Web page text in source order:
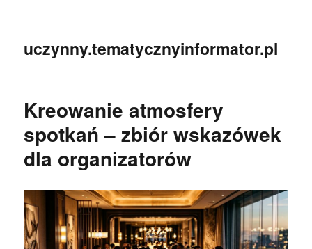
uczynny.tematycznyinformator.pl
Kreowanie atmosfery
spotkań – zbiór wskazówek
dla organizatorów